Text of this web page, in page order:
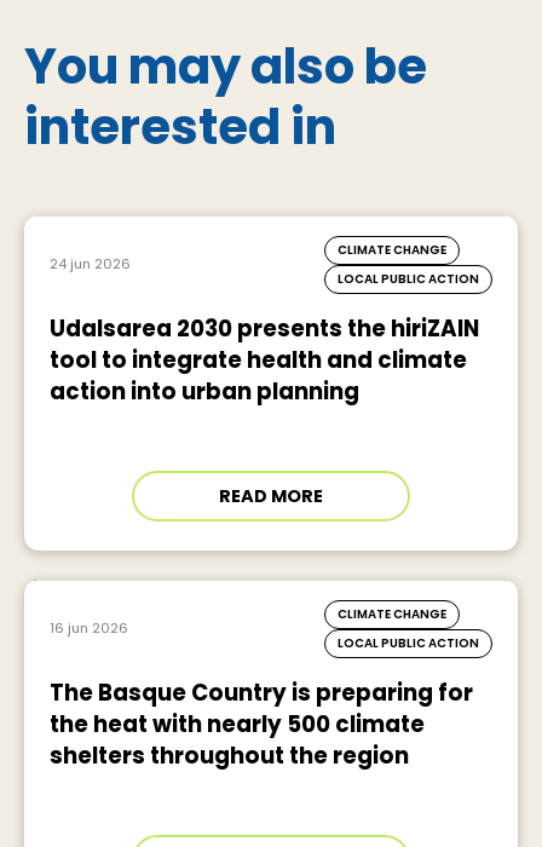
You may also be
interested in
24 jun 2026
CLIMATE CHANGE
LOCAL PUBLIC ACTION
Udalsarea 2030 presents the hiriZAIN
tool to integrate health and climate
action into urban planning
READ MORE
16 jun 2026
CLIMATE CHANGE
LOCAL PUBLIC ACTION
The Basque Country is preparing for
the heat with nearly 500 climate
shelters throughout the region